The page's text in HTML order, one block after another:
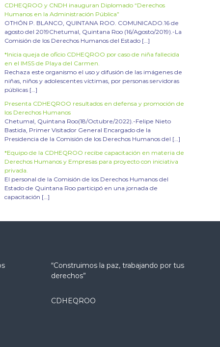
CDHEQROO y CNDH inauguran Diplomado “Derechos
Humanos en la Administración Pública”
OTHÓN P. BLANCO, QUINTANA ROO. COMUNICADO.16 de
agosto del 2019Chetumal, Quintana Roo (16/Agosto/2019).-La
Comisión de los Derechos Humanos del Estado […]
*Inicia queja de oficio CDHEQROO por caso de niña fallecida
en el IMSS de Playa del Carmen.
Rechaza este organismo el uso y difusión de las imágenes de
niñas, niños y adolescentes víctimas, por personas servidoras
públicas […]
Presenta CDHEQROO resultados en defensa y promoción de
los Derechos Humanos
Chetumal, Quintana Roo(18/Octubre/2022).-Felipe Nieto
Bastida, Primer Visitador General Encargado de la
Presidencia de la Comisión de los Derechos Humanos del […]
*Equipo de la CDHEQROO recibe capacitación en materia de
Derechos Humanos y Empresas para proyecto con iniciativa
privada.
El personal de la Comisión de los Derechos Humanos del
Estado de Quintana Roo participó en una jornada de
capacitación […]
“Construimos la paz, trabajando por tus
derechos”
CDHEQROO